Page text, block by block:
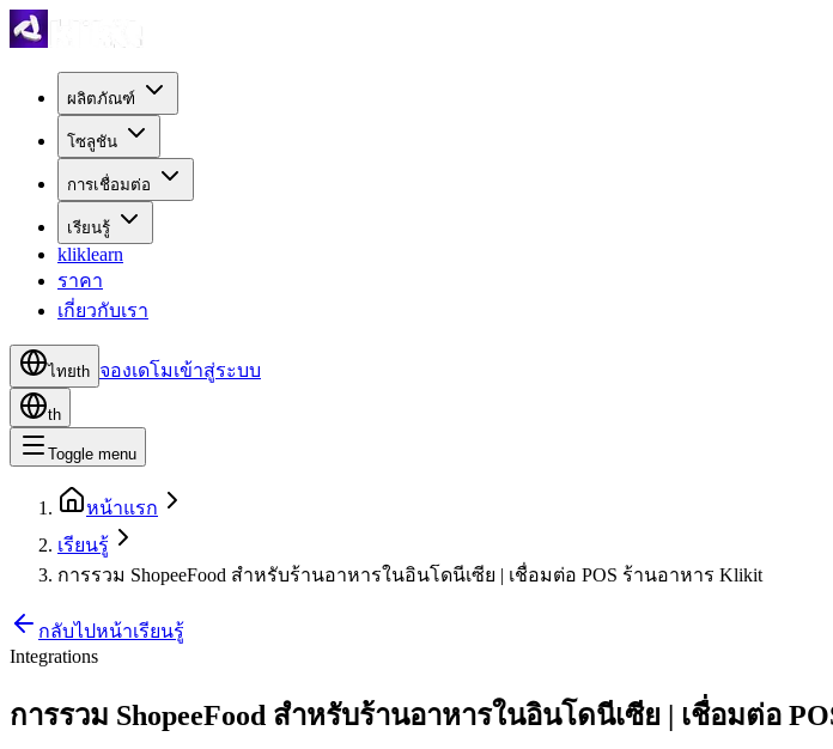
ผลิตภัณฑ์
โซลูชัน
การเชื่อมต่อ
เรียนรู้
kliklearn
ราคา
เกี่ยวกับเรา
ไทยth จองเดโมเข้าสู่ระบบ
th
Toggle menu
หน้าแรก
เรียนรู้
การรวม ShopeeFood สำหรับร้านอาหารในอินโดนีเซีย | เชื่อมต่อ POS ร้านอาหาร Klikit
กลับไปหน้าเรียนรู้
Integrations
การรวม ShopeeFood สำหรับร้านอาหารในอินโดนีเซีย | เชื่อมต่อ